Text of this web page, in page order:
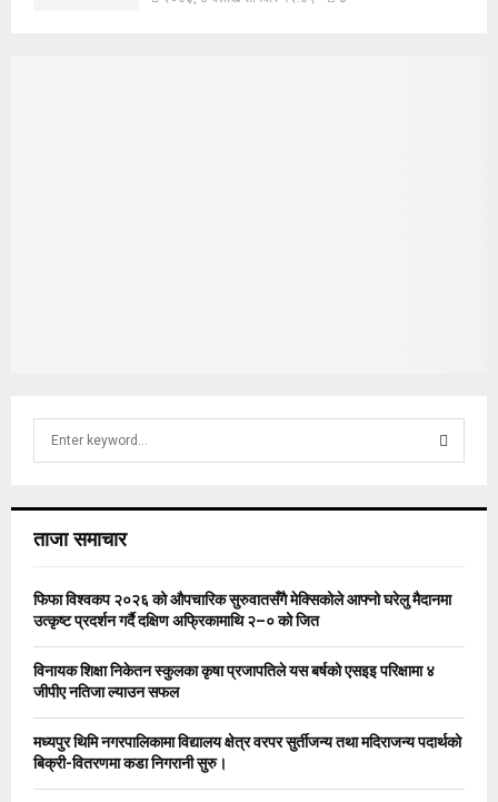
h
o
r
ताजा समाचार
फिफा विश्वकप २०२६ को औपचारिक सुरुवातसँगै मेक्सिकोले आफ्नो घरेलु मैदानमा
उत्कृष्ट प्रदर्शन गर्दै दक्षिण अफ्रिकामाथि २–० को जित
विनायक शिक्षा निकेतन स्कुलका कृषा प्रजापतिले यस बर्षको एसइइ परिक्षामा ४
जीपीए नतिजा ल्याउन सफल
मध्यपुर थिमि नगरपालिकामा विद्यालय क्षेत्र वरपर सुर्तीजन्य तथा मदिराजन्य पदार्थको
बिक्री-वितरणमा कडा निगरानी सुरु।